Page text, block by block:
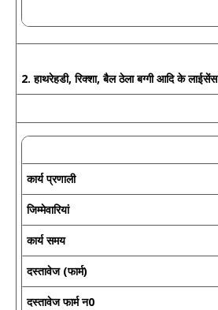
2. हाथरेहडी, रिक्शा, बैल ठेला बग्गी आदि के लाईसेंस
कार्य प्रणाली
जिम्मेवारियां
कार्य समय
दस्तावेज (फार्म)
दस्तावेज फार्म न0